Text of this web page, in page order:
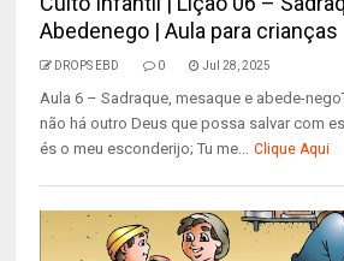
Abedenego | Aula para crianças
DROPS EBD 0 Jul 28, 2025
Aula 6 – Sadraque, mesaque e abede-
não há outro Deus que possa salvar com
és o meu esconderijo; Tu me... Clique Aqui